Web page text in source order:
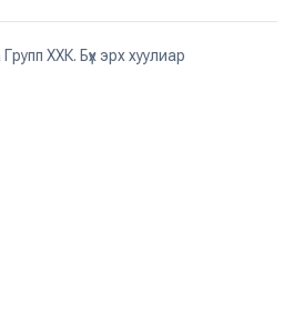
ХХК. Бүх эрх хуулиар